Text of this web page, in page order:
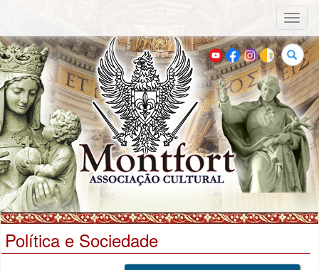
Buscar
Política e Sociedade